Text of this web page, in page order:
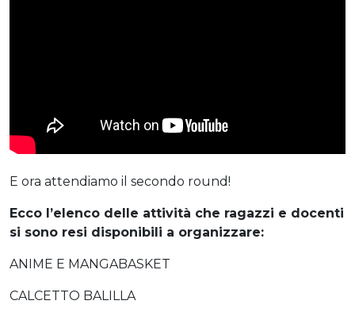
E ora attendiamo il secondo round!
Ecco l’elenco delle attività che ragazzi e docenti
si sono resi disponibili a organizzare:
ANIME E MANGABASKET
CALCETTO BALILLA